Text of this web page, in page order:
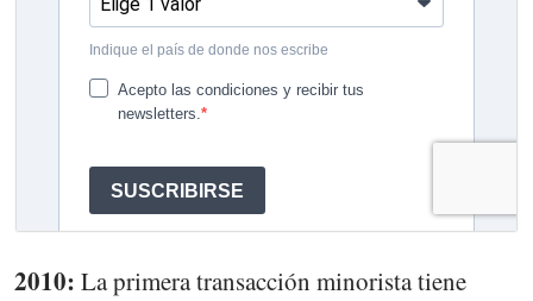
2010: La primera transacción minorista tiene